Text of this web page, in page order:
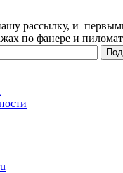
рассылку, и
по фанере и